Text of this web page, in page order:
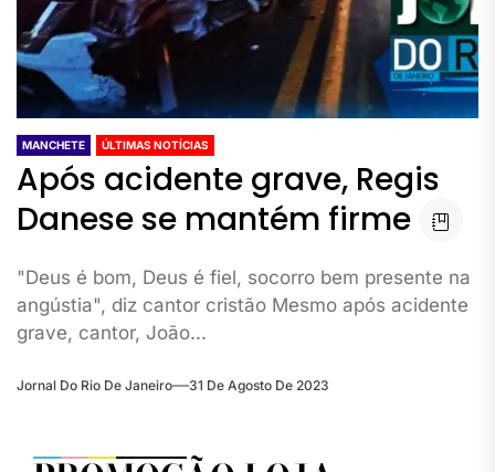
MANCHETE ÚLTIMAS NOTÍCIAS
Após acidente grave, Regis
Danese se mantém firme
"Deus é bom, Deus é fiel, socorro bem presente na
angústia", diz cantor cristão Mesmo após acidente
grave, cantor, João...
Jornal Do Rio De Janeiro 31 De Agosto De 2023